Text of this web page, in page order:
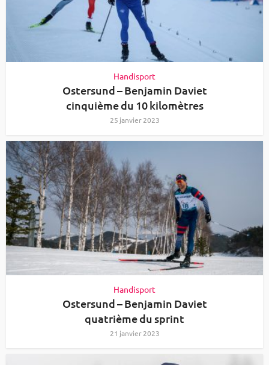
Handisport
Ostersund – Benjamin Daviet
cinquième du 10 kilomètres
25 janvier 2023
Handisport
Ostersund – Benjamin Daviet
quatrième du sprint
21 janvier 2023